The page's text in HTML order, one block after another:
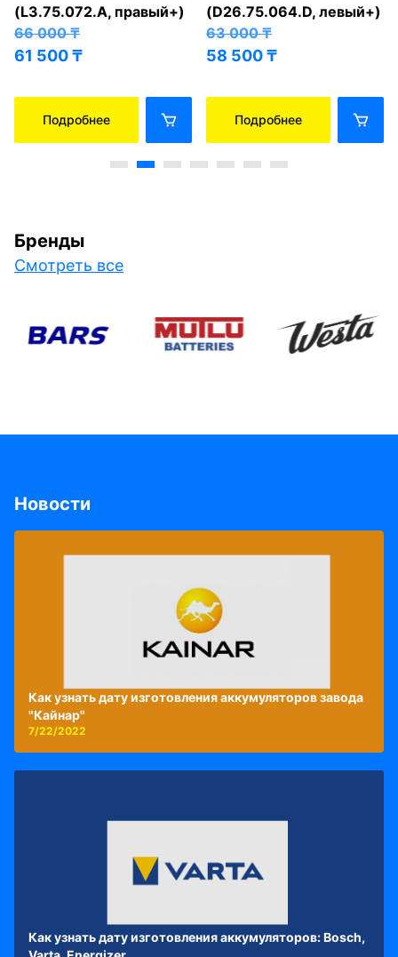
(L3.75.072.A, правый+)
66 000₸
61 500₸
Подробнее
(D26.75.064.D, левый+)
63 000₸
58 500₸
Подробнее
Бренды
Смотреть все
Новости
Как узнать дату изготовления аккумуляторов завода
"Кайнар"
7/22/2022
Как узнать дату изготовления аккумуляторов: Bosch,